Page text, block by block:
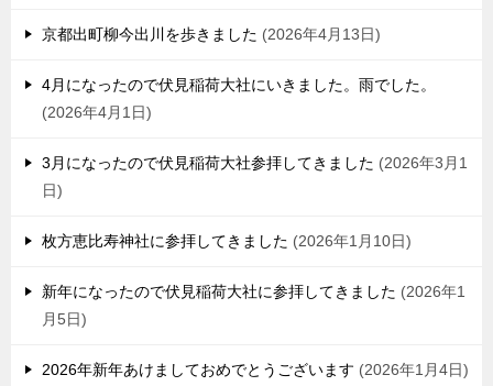
京都出町柳今出川を歩きました 2026年4月13日
4月になったので伏見稲荷大社にいきました。雨でした。
2026年4月1日
3月になったので伏見稲荷大社参拝してきました
2026年3月1
日
枚方恵比寿神社に参拝してきました 2026年1月10日
新年になったので伏見稲荷大社に参拝してきました
2026年1
月5日
2026年新年あけましておめでとうございます 2026年1月4日